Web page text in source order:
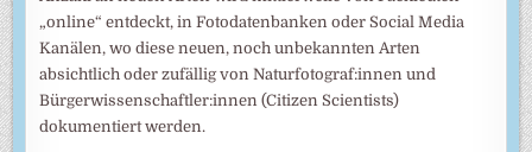
„online“ entdeckt, in Fotodatenbanken oder Social Media
Kanälen, wo diese neuen, noch unbekannten Arten
absichtlich oder zufällig von Naturfotograf:innen und
Bürgerwissenschaftler:innen (Citizen Scientists)
dokumentiert werden.